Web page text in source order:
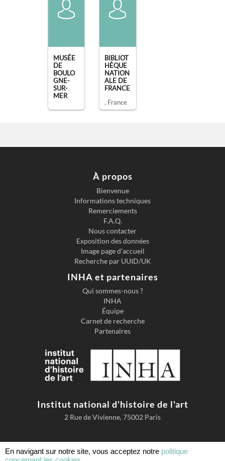
MUSÉE
DE
BOULO
GNE-
SUR-
MER
,
Mer
BIBLIOT
HÈQUE
NATION
ALE DE
FRANCE
, France
À propos
Bienvenue
Informations techniques
Remerciements
F.A.Q.
Nous contacter
Exposition des données
Image page d'accueil
Recherche par UUID/UK
INHA et partenaires
Qui sommes-nous ?
INHA
Équipe
Carnet de recherche
Partenaires
Institut national d'histoire de l'art
2 Rue de Vivienne, 75002 Paris
En navigant sur notre site, vous acceptez notre politique